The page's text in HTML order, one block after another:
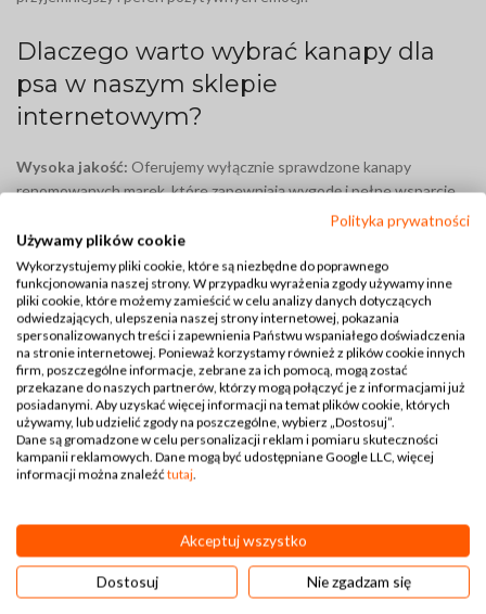
Dlaczego warto wybrać kanapy dla
psa w naszym sklepie
internetowym?
Wysoka jakość: Oferujemy wyłącznie sprawdzone kanapy
renomowanych marek, które zapewniają wygodę i pełne wsparcie
dla ciała Twojego pupila. Nasze kanapy są zaprojektowane
specjalnie z myślą o psach, dzięki czemu zapewniają im komfort i
zdrowie w każdym etapie życia.
Wytrzymałe materiały:Zadbaliśmy o to, aby nasze kanapy były
wykonane z trwałych, łatwych do czyszczenia materiałów,
odpornych na zarysowania i codzienne użytkowanie. Wybierając
kanapy z naszego asortymentu, możesz być pewien, że będą służyć
przez długi czas, a ich design będzie doskonale pasować do
Twojego wnętrza.
Bezpieczne zakupy online:
dzięki czemu idealna kanapa dla Twojego psa trafi do Ciebie w
krótkim czasie. Zapewniamy również wsparcie w wyborze
odpowiedniego produktu – wszystko, aby Twój pies mógł cieszyć
się swoim nowym miejscem wypoczynku jak najszybciej.
Polityka prywatności
Używamy plików cookie
Wykorzystujemy pliki cookie, które są niezbędne do poprawnego
funkcjonowania naszej strony. W przypadku wyrażenia zgody używamy inne
pliki cookie, które możemy zamieścić w celu analizy danych dotyczących
odwiedzających, ulepszenia naszej strony internetowej, pokazania
spersonalizowanych treści i zapewnienia Państwu wspaniałego doświadczenia
na stronie internetowej. Ponieważ korzystamy również z plików cookie innych
firm, poszczególne informacje, zebrane za ich pomocą, mogą zostać
przekazane do naszych partnerów, którzy mogą połączyć je z informacjami już
posiadanymi. Aby uzyskać więcej informacji na temat plików cookie, których
używamy, lub udzielić zgody na poszczególne, wybierz „Dostosuj”.
Dane są gromadzone w celu personalizacji reklam i pomiaru skuteczności
kampanii reklamowych. Dane mogą być udostępniane Google LLC, więcej
informacji można znaleźćtutaj.
Akceptuj wszystko
Dostosuj Nie zgadzam się